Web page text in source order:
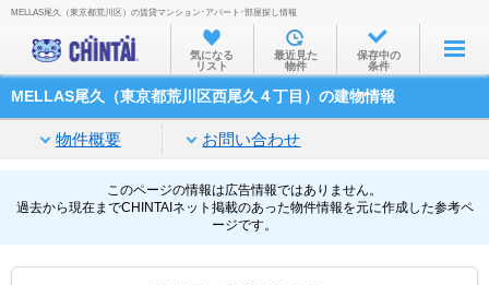
お部屋を探す
沿線・駅から
家賃相場から
通勤通学時間から
物件特集から
不動産会社から
MELLAS尾久（東京都荒川区）の賃貸マンション･アパート･部屋探し情報
気になる
リスト
最近見た
物件
保存中の
条件
MELLAS尾久（東京都荒川区西尾久４丁目）の建物情報
物件概要 お問い合わせ
このページの情報は広告情報ではありません。
過去から現在までCHINTAIネット掲載のあった物件情報を元に作成した参考ペ
ージです。